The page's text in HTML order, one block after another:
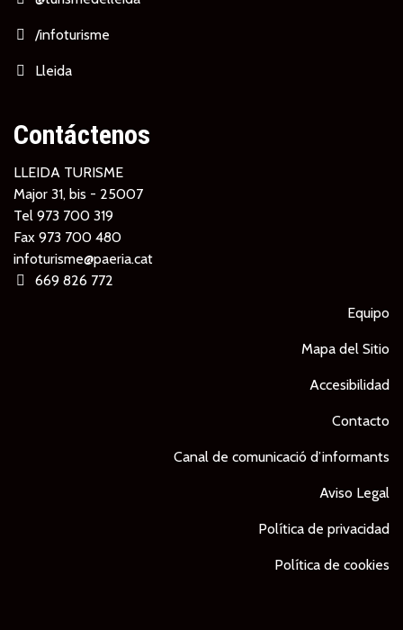
/infoturisme
Lleida
Contáctenos
LLEIDA TURISME
Major 31, bis - 25007
Tel 973 700 319
Fax 973 700 480
infoturisme@paeria.cat
669 826 772
Equipo
Mapa del Sitio
Accesibilidad
Contacto
Canal de comunicació d’informants
Aviso Legal
Política de privacidad
Política de cookies